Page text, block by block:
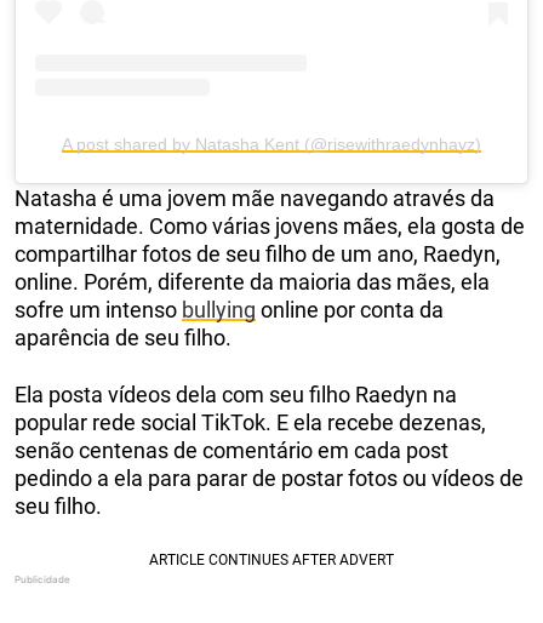
A post shared by Natasha Kent (@risewithraedynhayz)
Natasha é uma jovem mãe navegando através da
maternidade. Como várias jovens mães, ela gosta de
compartilhar fotos de seu filho de um ano, Raedyn,
online. Porém, diferente da maioria das mães, ela
sofre um intenso bullying online por conta da
aparência de seu filho.
Ela posta vídeos dela com seu filho Raedyn na
popular rede social TikTok. E ela recebe dezenas,
senão centenas de comentário em cada post
pedindo a ela para parar de postar fotos ou vídeos de
seu filho.